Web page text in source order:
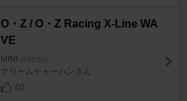
O・Z / O・Z Racing X-Line WA
VE
MINI [F55/56]
クリームチャーハンさん
60